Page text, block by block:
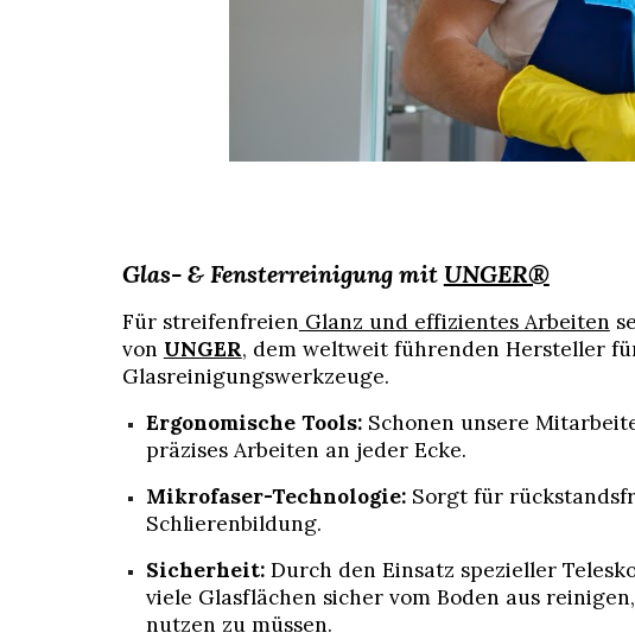
Glas- & Fensterreinigung mit UNGER®
Für streifenfreien Glanz und effizientes Arbeiten
von UNGER, dem weltweit führenden Hersteller
Glasreinigungswerkzeuge.
Ergonomische Tools:Schonen unsere
präzises Arbeiten an jeder Ecke.
Mikrofaser-Technologie:Sorgt für
Schlierenbildung.
Sicherheit:Durch den Einsatz spezieller
viele Glasflächen sicher vom Boden aus
nutzen zu müssen.